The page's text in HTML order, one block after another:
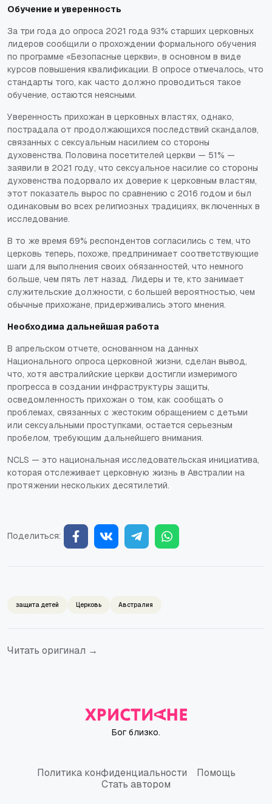
Обучение и уверенность
За три года до опроса 2021 года 93% старших церковных
лидеров сообщили о прохождении формального обучения
по программе «Безопасные церкви», в основном в виде
курсов повышения квалификации. В опросе отмечалось, что
стандарты того, как часто должно проводиться такое
обучение, остаются неясными.
Уверенность прихожан в церковных властях, однако,
пострадала от продолжающихся последствий скандалов,
связанных с сексуальным насилием со стороны
духовенства. Половина посетителей церкви — 51% —
заявили в 2021 году, что сексуальное насилие со стороны
духовенства подорвало их доверие к церковным властям,
этот показатель вырос по сравнению с 2016 годом и был
одинаковым во всех религиозных традициях, включенных в
исследование.
В то же время 69% респондентов согласились с тем, что
церковь теперь, похоже, предпринимает соответствующие
шаги для выполнения своих обязанностей, что немного
больше, чем пять лет назад. Лидеры и те, кто занимает
служительские должности, с большей вероятностью, чем
обычные прихожане, придерживались этого мнения.
Необходима дальнейшая работа
В апрельском отчете, основанном на данных
Национального опроса церковной жизни, сделан вывод,
что, хотя австралийские церкви достигли измеримого
прогресса в создании инфраструктуры защиты,
осведомленность прихожан о том, как сообщать о
проблемах, связанных с жестоким обращением с детьми
или сексуальными проступками, остается серьезным
пробелом, требующим дальнейшего внимания.
NCLS — это национальная исследовательская инициатива,
которая отслеживает церковную жизнь в Австралии на
протяжении нескольких десятилетий.
Поделиться:
защита детей Церковь Австралия
Читать оригинал →
Бог близко.
Политика конфиденциальности
Политика конфиденциальности
Помощь
Стать автором